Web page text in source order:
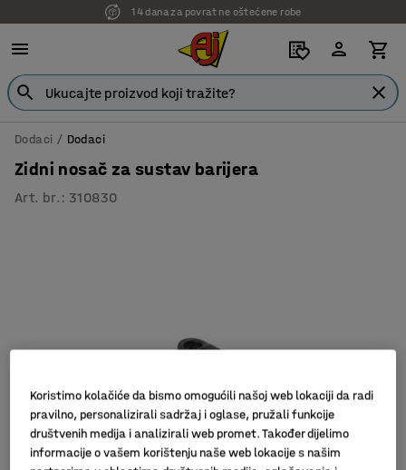
14 dana za povrat ne oštećene robe
Dodaci Dodaci
Zidni nosač za sustav barijera
Art. br. : 310830
Koristimo kolačiće da bismo omogućili našoj web lokaciji da radi
pravilno, personalizirali sadržaj i oglase, pružali funkcije
društvenih medija i analizirali web promet. Također dijelimo
informacije o vašem korištenju naše web lokacije s našim